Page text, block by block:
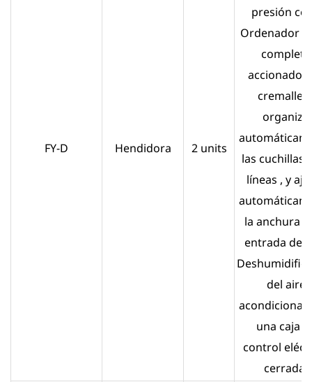
FY-D Hendidora 2 units
presión
Ordenador
completo
accionado
organiza
las cuchillas
líneas , y
la anchura
entrada de
del aire
una caja
control
cerrada.